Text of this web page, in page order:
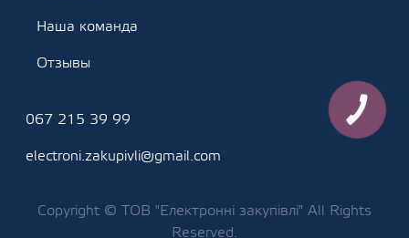
Наша команда
Отзывы
067 215 39 99
electroni.zakupivli@gmail.com
Copyright © ТОВ "Електронні закупівлі" All Rights
Reserved.
КНОПКА
ЗВ'ЯЗКУ